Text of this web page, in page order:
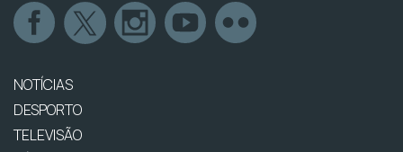
NOTÍCIAS
DESPORTO
TELEVISÃO